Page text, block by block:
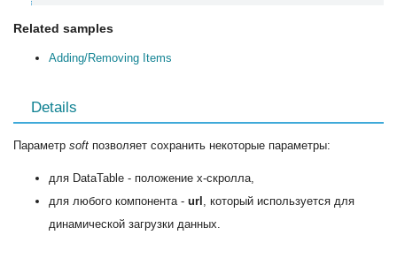
Related samples
Adding/Removing Items
Details
Параметр soft позволяет сохранить некоторые параметры:
для DataTable - положение x-скролла,
для любого компонента - url , который используется для
динамической загрузки данных.